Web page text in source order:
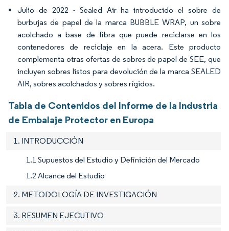
Julio de 2022 - Sealed Air ha introducido el sobre de
burbujas de papel de la marca BUBBLE WRAP, un sobre
acolchado a base de fibra que puede reciclarse en los
contenedores de reciclaje en la acera. Este producto
complementa otras ofertas de sobres de papel de SEE, que
incluyen sobres listos para devolución de la marca SEALED
AIR, sobres acolchados y sobres rígidos.
Tabla de Contenidos del Informe de la Industria
de Embalaje Protector en Europa
1. INTRODUCCIÓN
1.1 Supuestos del Estudio y Definición del Mercado
1.2 Alcance del Estudio
2. METODOLOGÍA DE INVESTIGACIÓN
3. RESUMEN EJECUTIVO